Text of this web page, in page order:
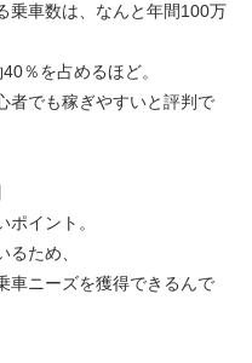
乗車数は、なんと年間100万
％を占めるほど。
者でも稼ぎやすいと評判で
イント。
ため、
車ニーズを獲得できるんで